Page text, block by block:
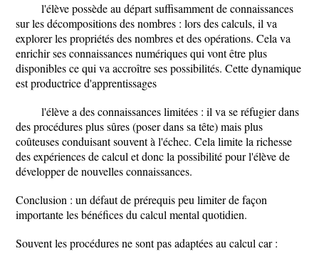
l'élève possède au départ suffisamment de connaissances
sur les décompositions des nombres : lors des calculs, il va
explorer les propriétés des nombres et des opérations. Cela va
enrichir ses connaissances numériques qui vont être plus
disponibles ce qui va accroître ses possibilités. Cette dynamique
est productrice d'apprentissages
l'élève a des connaissances limitées : il va se réfugier dans
des procédures plus sûres (poser dans sa tête) mais plus
coûteuses conduisant souvent à l'échec. Cela limite la richesse
des expériences de calcul et donc la possibilité pour l'élève de
développer de nouvelles connaissances.
Conclusion : un défaut de prérequis peu limiter de façon
importante les bénéfices du calcul mental quotidien.
Souvent les procédures ne sont pas adaptées au calcul car :